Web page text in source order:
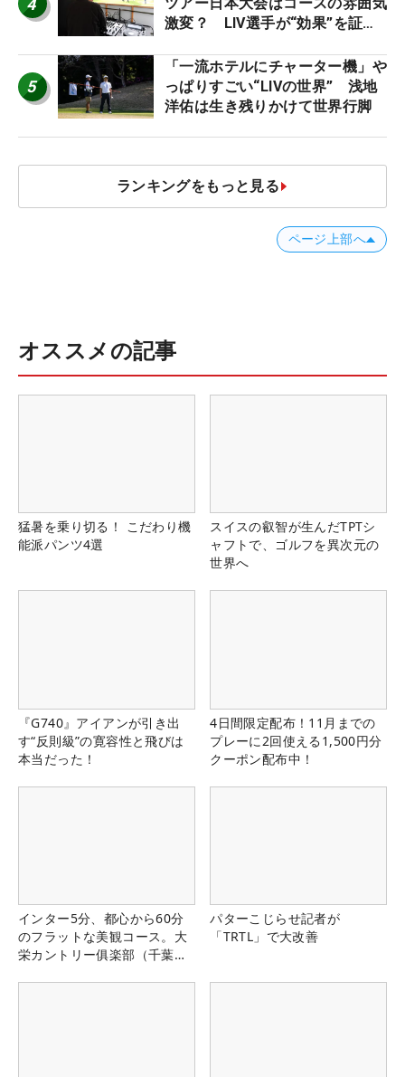
4
激変？ LIV選手が“効果”を証言
5
「一流ホテルにチャーター機」や
っぱりすごい“LIVの世界” 浅地
洋佑は生き残りかけて世界行脚
ランキングをもっと見る
ページ上部へ
オススメの記事
猛暑を乗り切る！ こだわり機
能派パンツ4選
スイスの叡智が生んだTPTシ
ャフトで、ゴルフを異次元の
世界へ
『G740』アイアンが引き出
す“反則級”の寛容性と飛びは
本当だった！
4日間限定配布！11月までの
プレーに2回使える1,500円分
クーポン配布中！
インター5分、都心から60分
のフラットな美観コース。大
栄カントリー俱楽部（千葉
パターこじらせ記者が
「TRTL」で大改善